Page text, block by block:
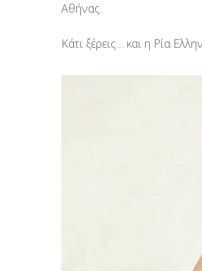
Αθήνας.
Κάτι ξέρεις… και η Ρία